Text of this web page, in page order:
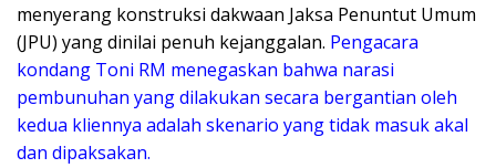
menyerang konstruksi dakwaan Jaksa Penuntut Umum
(JPU) yang dinilai penuh kejanggalan. Pengacara
kondang Toni RM menegaskan bahwa narasi
pembunuhan yang dilakukan secara bergantian oleh
kedua kliennya adalah skenario yang tidak masuk akal
dan dipaksakan.